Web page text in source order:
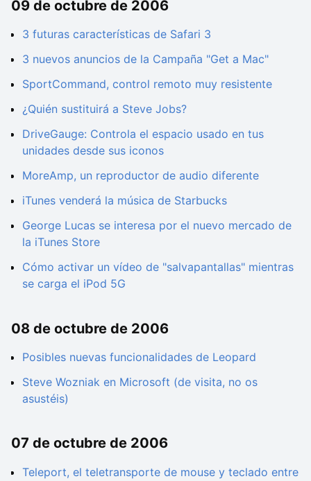
09 de octubre de 2006
3 futuras características de Safari 3
3 nuevos anuncios de la Campaña "Get a Mac"
SportCommand, control remoto muy resistente
¿Quién sustituirá a Steve Jobs?
DriveGauge: Controla el espacio usado en tus
unidades desde sus iconos
MoreAmp, un reproductor de audio diferente
iTunes venderá la música de Starbucks
George Lucas se interesa por el nuevo mercado de
la iTunes Store
Cómo activar un vídeo de "salvapantallas" mientras
se carga el iPod 5G
08 de octubre de 2006
Posibles nuevas funcionalidades de Leopard
Steve Wozniak en Microsoft (de visita, no os
asustéis)
07 de octubre de 2006
Teleport, el teletransporte de mouse y teclado entre